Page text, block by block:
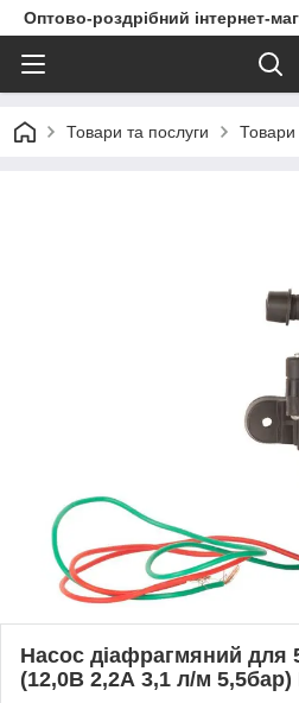
Оптово-роздрібний інтернет-
Товари та послуги
Насос діафрагмяний для
(12,0В 2,2А 3,1 л/м 5,5бар)